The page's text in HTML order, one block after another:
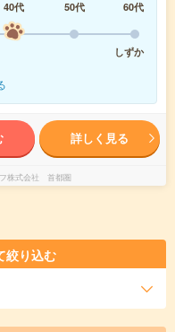
40代 50代
60代
しずか
詳しく見る
株式会社 首都圏
絞り込む